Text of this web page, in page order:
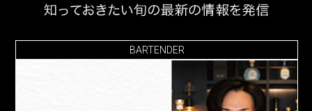
BARTENDER